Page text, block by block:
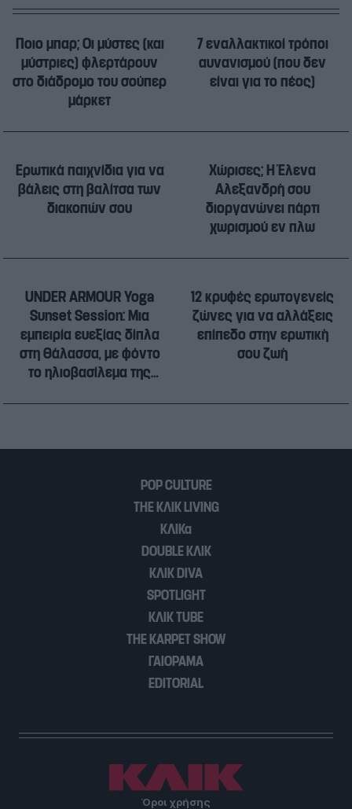
Ποιο μπαρ; Οι μύστες (και
μύστριες) φλερτάρουν
στο διάδρομο του σούπερ
μάρκετ
7 εναλλακτικοί τρόποι
αυνανισμού (που δεν
είναι για το πέος)
Ερωτικά παιχνίδια για να
βάλεις στη βαλίτσα των
διακοπών σου
Χώρισες; Η Έλενα
Αλεξανδρή σου
διοργανώνει πάρτι
χωρισμού εν πλω
UNDER ARMOUR Yoga
Sunset Session: Μια
εμπειρία ευεξίας δίπλα
στη θάλασσα, με φόντο
το ηλιοβασίλεμα της
12 κρυφές ερωτογενείς
ζώνες για να αλλάξεις
επίπεδο στην ερωτική
σου ζωή
POP CULTURE
THE ΚΛΙΚ LIVING
ΚΛΙΚα
DOUBLE ΚΛΙΚ
ΚΛΙΚ DIVA
SPOTLIGHT
ΚΛΙΚ TUBE
THE KARPET SHOW
ΓΑΙΟΡΑΜΑ
EDITORIAL
Όροι χρήσης